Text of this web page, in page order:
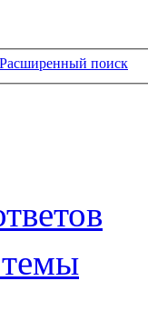
Расширенный поиск